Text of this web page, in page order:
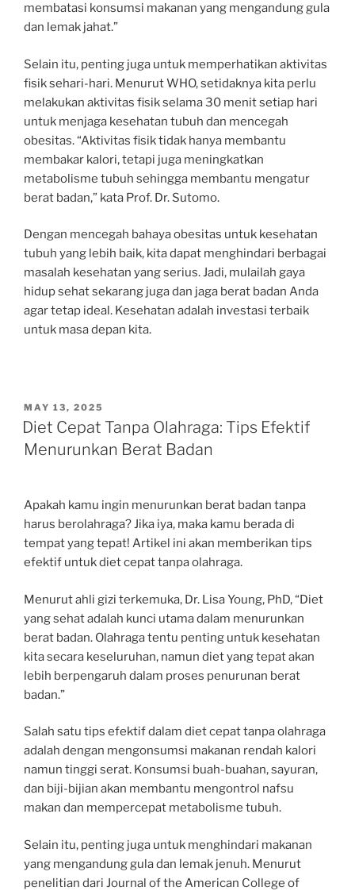
membatasi konsumsi makanan yang mengandung gula
dan lemak jahat.”
Selain itu, penting juga untuk memperhatikan aktivitas
fisik sehari-hari. Menurut WHO, setidaknya kita perlu
melakukan aktivitas fisik selama 30 menit setiap hari
untuk menjaga kesehatan tubuh dan mencegah
obesitas. “Aktivitas fisik tidak hanya membantu
membakar kalori, tetapi juga meningkatkan
metabolisme tubuh sehingga membantu mengatur
berat badan,” kata Prof. Dr. Sutomo.
Dengan mencegah bahaya obesitas untuk kesehatan
tubuh yang lebih baik, kita dapat menghindari berbagai
masalah kesehatan yang serius. Jadi, mulailah gaya
hidup sehat sekarang juga dan jaga berat badan Anda
agar tetap ideal. Kesehatan adalah investasi terbaik
untuk masa depan kita.
POSTED
ON
MAY 13, 2025
Diet Cepat Tanpa Olahraga: Tips Efektif
Menurunkan Berat Badan
Apakah kamu ingin menurunkan berat badan tanpa
harus berolahraga? Jika iya, maka kamu berada di
tempat yang tepat! Artikel ini akan memberikan tips
efektif untuk diet cepat tanpa olahraga.
Menurut ahli gizi terkemuka, Dr. Lisa Young, PhD, “Diet
yang sehat adalah kunci utama dalam menurunkan
berat badan. Olahraga tentu penting untuk kesehatan
kita secara keseluruhan, namun diet yang tepat akan
lebih berpengaruh dalam proses penurunan berat
badan.”
Salah satu tips efektif dalam diet cepat tanpa olahraga
adalah dengan mengonsumsi makanan rendah kalori
namun tinggi serat. Konsumsi buah-buahan, sayuran,
dan biji-bijian akan membantu mengontrol nafsu
makan dan mempercepat metabolisme tubuh.
Selain itu, penting juga untuk menghindari makanan
yang mengandung gula dan lemak jenuh. Menurut
penelitian dari Journal of the American College of